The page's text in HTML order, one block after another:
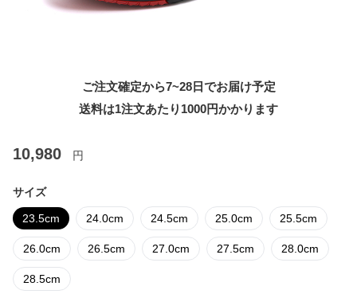
ご注文確定から7~28日でお届け予定
送料は1注文あたり 1000円かかります
10,980 円
サイズ
23.5cm 24.0cm 24.5cm 25.0cm 25.5cm
26.0cm 26.5cm 27.0cm 27.5cm 28.0cm
28.5cm